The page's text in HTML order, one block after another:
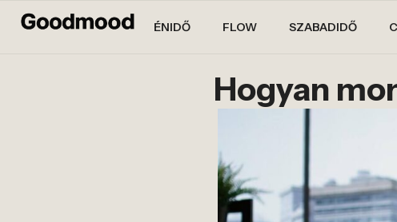
ÉNIDŐ FLOW SZABADIDŐ
Hogyan